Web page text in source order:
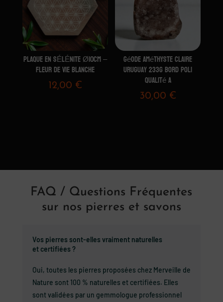
PLAQUE EN SÉLÉNITE Ø10CM –
FLEUR DE VIE BLANCHE
12,00 €
Géode Améthyste claire
Uruguay 233G bord poli
qualité A
30,00 €
FAQ / Questions Fréquentes
sur nos pierres et savons
Vos pierres sont-elles vraiment naturelles
et certifiées ?
Oui, toutes les pierres proposées chez Merveille de
Nature sont 100 % naturelles et certifiées. Elles
sont validées par un gemmologue professionnel